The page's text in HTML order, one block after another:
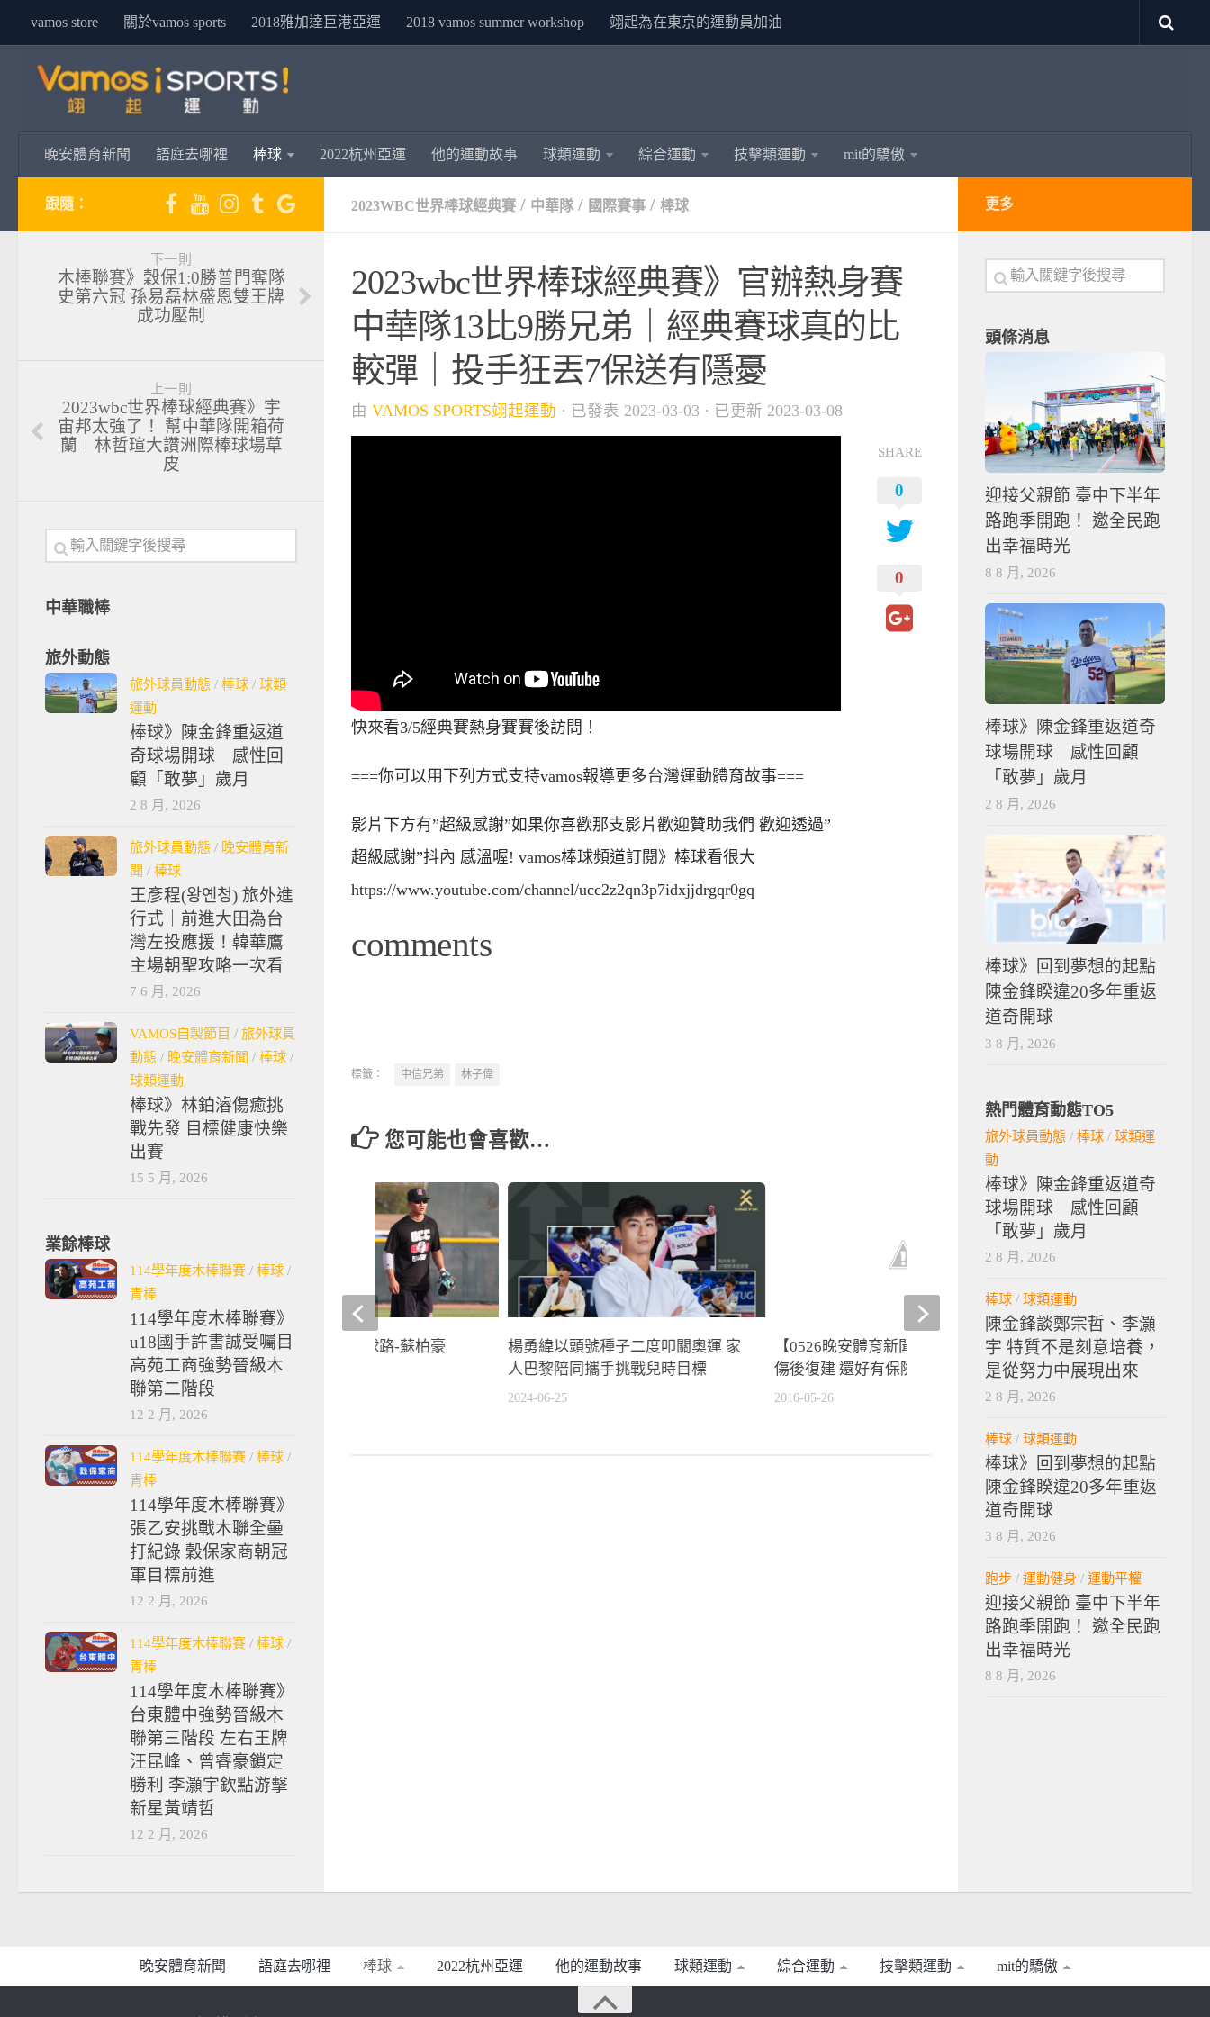
vamos store 關於vamos sports 2018雅加達巨港亞運 2018 vamos summer workshop 翊起為在東京的運動員加油
晚安體育新聞 語庭去哪裡 棒球 2022杭州亞運 他的運動故事 球類運動 綜合運動 技擊類運動 mit的驕傲
2023WBC世界棒球經典賽 / 中華隊 / 國際賽事 / 棒球
2023wbc世界棒球經典賽》官辦熱身賽
中華隊13比9勝兄弟｜經典賽球真的比
較彈｜投手狂丟7保送有隱憂
由 VAMOS SPORTS翊起運動 · 已發表 2023-03-03 · 已更新 2023-03-08
快來看3/5經典賽熱身賽賽後訪問！
===你可以用下列方式支持vamos報導更多台灣運動體育故事===
影片下方有”超級感謝”如果你喜歡那支影片歡迎贊助我們 歡迎透過”
超級感謝”抖內 感溫喔! vamos棒球頻道訂閱》棒球看很大
https://www.youtube.com/channel/ucc2z2qn3p7idxjjdrgqr0gq
comments
SHARE
0
0
標籤： 中信兄弟 林子偉
您可能也會喜歡…
楊勇緯以頭號種子二度叩關奧運 家
人巴黎陪同攜手挑戰兒時目標
2024-06-25
【0526晚安體育新聞】羅嘉仁12強
傷後復建 還好有保險
2016-05-26
【2016冬季聯盟】小獅
涯首座mvp
2016-12-06
棒球》走自己的棒球路-蘇柏豪
2018-03-21
跟隨：
下一則
木棒聯賽》穀保1:0勝普門奪隊
史第六冠 孫易磊林盛恩雙王牌
成功壓制
上一則
2023wbc世界棒球經典賽》宇
宙邦太強了！ 幫中華隊開箱荷
蘭｜林哲瑄大讚洲際棒球場草
皮
中華職棒
旅外動態
旅外球員動態 / 棒球 / 球類
運動
棒球》陳金鋒重返道
奇球場開球 感性回
顧「敢夢」歲月
2 8 月, 2026
旅外球員動態 / 晚安體育新
聞 / 棒球
王彥程(왕옌청) 旅外進
行式｜前進大田為台
灣左投應援！韓華鷹
主場朝聖攻略一次看
7 6 月, 2026
VAMOS自製節目 / 旅外球員
動態 / 晚安體育新聞 / 棒球 /
球類運動
棒球》林鉑濬傷癒挑
戰先發 目標健康快樂
出賽
15 5 月, 2026
業餘棒球
114學年度木棒聯賽 / 棒球 /
青棒
114學年度木棒聯賽》
u18國手許書誠受囑目
高苑工商強勢晉級木
聯第二階段
12 2 月, 2026
114學年度木棒聯賽 / 棒球 /
青棒
114學年度木棒聯賽》
張乙安挑戰木聯全壘
打紀錄 穀保家商朝冠
軍目標前進
12 2 月, 2026
114學年度木棒聯賽 / 棒球 /
青棒
114學年度木棒聯賽》
台東體中強勢晉級木
聯第三階段 左右王牌
汪昆峰、曾睿豪鎖定
勝利 李灝宇欽點游擊
新星黃靖哲
12 2 月, 2026
更多
頭條消息
迎接父親節 臺中下半年
路跑季開跑！ 邀全民跑
出幸福時光
8 8 月, 2026
棒球》陳金鋒重返道奇
球場開球 感性回顧
「敢夢」歲月
2 8 月, 2026
棒球》回到夢想的起點
陳金鋒睽違20多年重返
道奇開球
3 8 月, 2026
熱門體育動態TO5
旅外球員動態 / 棒球 / 球類運
動
棒球》陳金鋒重返道奇
球場開球 感性回顧
「敢夢」歲月
2 8 月, 2026
棒球 / 球類運動
陳金鋒談鄭宗哲、李灝
宇 特質不是刻意培養，
是從努力中展現出來
2 8 月, 2026
棒球 / 球類運動
棒球》回到夢想的起點
陳金鋒睽違20多年重返
道奇開球
3 8 月, 2026
跑步 / 運動健身 / 運動平權
迎接父親節 臺中下半年
路跑季開跑！ 邀全民跑
出幸福時光
8 8 月, 2026
晚安體育新聞 語庭去哪裡 棒球 2022杭州亞運 他的運動故事 球類運動 綜合運動 技擊類運動 mit的驕傲